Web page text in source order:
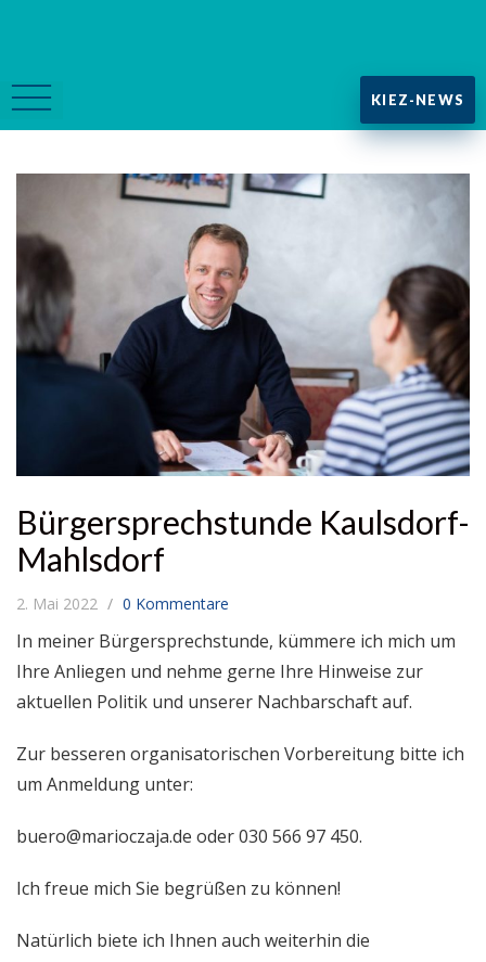
KIEZ-NEWS
Bürgersprechstunde Kaulsdorf-
Mahlsdorf
2. Mai 2022 0 Kommentare
In meiner Bürgersprechstunde, kümmere ich mich um
Ihre Anliegen und nehme gerne Ihre Hinweise zur
aktuellen Politik und unserer Nachbarschaft auf.
Zur besseren organisatorischen Vorbereitung bitte ich
um Anmeldung unter:
buero@marioczaja.de oder 030 566 97 450.
Ich freue mich Sie begrüßen zu können!
Natürlich biete ich Ihnen auch weiterhin die